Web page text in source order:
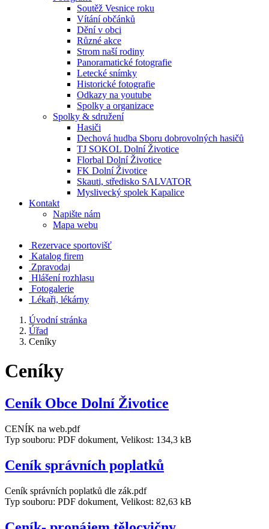
Soutěž Vesnice roku
Vítání občánků
Dění v obci
Různé akce
Strom naší rodiny
Panoramatické fotografie
Letecké snímky
Historické fotografie
Odkazy na youtube
Spolky a organizace
Spolky & sdružení
Hasiči
Dechová hudba Sboru dobrovolných hasičů
TJ SOKOL Dolní Životice
Florbal Dolní Životice
FK Dolní Životice
Skauti, středisko SALVATOR
Myslivecký spolek Kapalice
Kontakt
Napište nám
Mapa webu
Rezervace sportovišť
Katalog firem
Zpravodaj
Hlášení rozhlasu
Fotogalerie
Lékaři, lékárny
Úvodní stránka
Úřad
Ceníky
Ceníky
Ceník Obce Dolní Životice
CENÍK na web.pdf
Typ souboru: PDF dokument, Velikost: 134,3 kB
Ceník správních poplatků
Ceník správních poplatků dle zák.pdf
Typ souboru: PDF dokument, Velikost: 82,63 kB